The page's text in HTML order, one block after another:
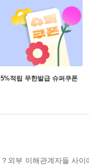
적립 무한발급 슈퍼쿠폰
외부 이해관계자들 사